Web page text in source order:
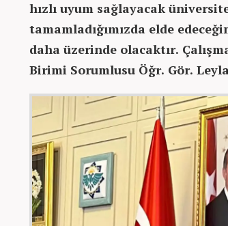
hızlı uyum sağlayacak
tamamladığımızda elde
daha üzerinde olacaktır.
Birimi Sorumlusu Öğr. Gör.